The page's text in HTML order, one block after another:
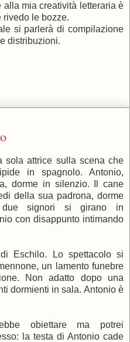
mia creatività letteraria è
rivedo le bozze.
si parlerà di compilazione
distribuzioni.
sola attrice sulla scena che
in spagnolo. Antonio,
dorme in silenzio. Il cane
della sua padrona, dorme
signori si girano in
con disappunto intimando
Eschilo. Lo spettacolo si
un lamento funebre
Non adatto dopo una
dormienti in sala. Antonio è
obiettare ma potrei
la testa di Antonio cade